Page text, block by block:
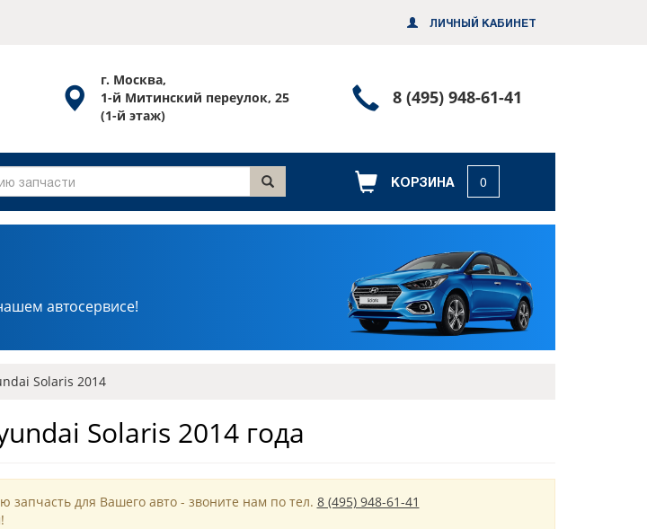
КОРЗИНА 0
автосервисе!
Solaris 2014
Solaris 2014 года
для Вашего авто - звоните нам по тел. 8 (495) 948-61-41
ЛИЧНЫЙ КАБИНЕТ
Посмотреть
схему
проезда
г. Москва,
1-й Митинский переулок, 25
(1-й этаж)
Позвонить
заказать
обратный
звонок
8 (495) 948-61-41